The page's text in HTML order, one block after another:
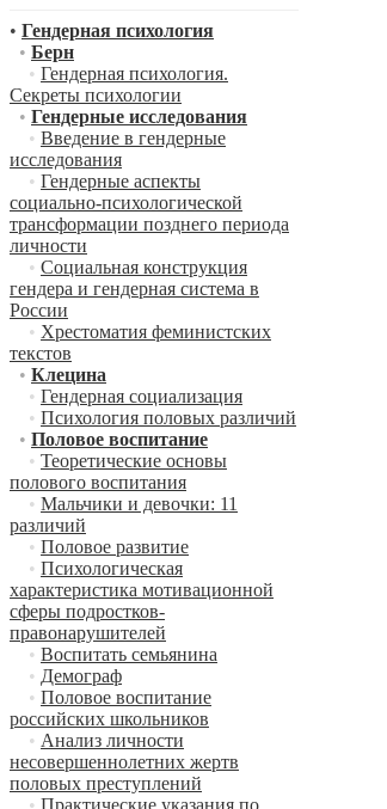
• Гендерная психология
• Берн
• Гендерная психология.
Секреты психологии
• Гендерные исследования
• Введение в гендерные
исследования
• Гендерные аспекты
социально-психологической
трансформации позднего периода
личности
• Социальная конструкция
гендера и гендерная система в
России
• Хрестоматия феминистских
текстов
• Клецина
• Гендерная социализация
• Психология половых различий
• Половое воспитание
• Теоретические основы
полового воспитания
• Мальчики и девочки: 11
различий
• Половое развитие
• Психологическая
характеристика мотивационной
сферы подростков-
правонарушителей
• Воспитать семьянина
• Демограф
• Половое воспитание
российских школьников
• Анализ личности
несовершеннолетних жертв
половых преступлений
• Практические указания по
*